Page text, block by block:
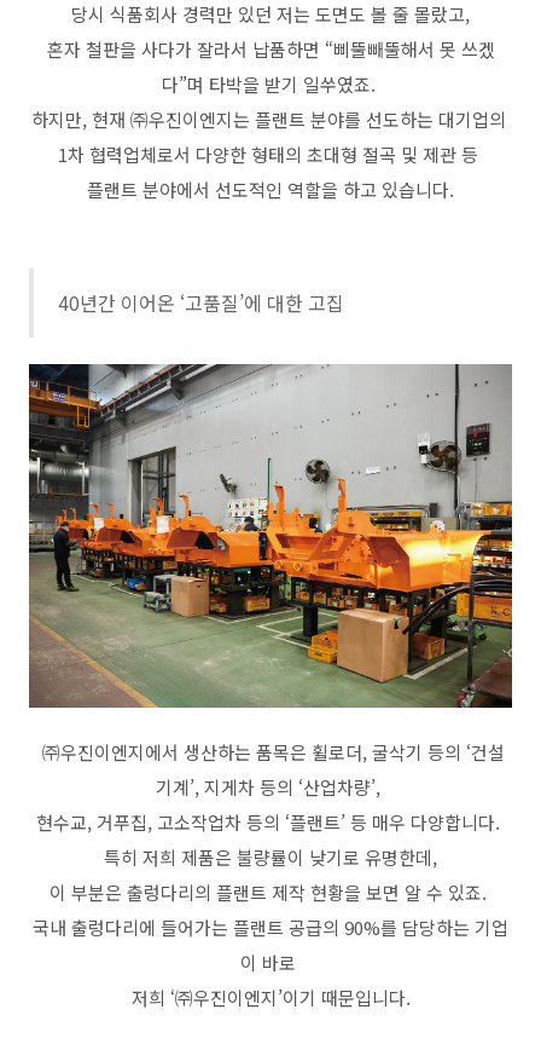
당시 식품회사 경력만 있던 저는 도면도 볼 줄 몰랐고,
혼자 철판을 사다가 잘라서 납품하면 “삐뚤빼뚤해서 못 쓰겠
다”며 타박을 받기 일쑤였죠.
하지만, 현재 ㈜우진이엔지는 플랜트 분야를 선도하는 대기업의
1차 협력업체로서 다양한 형태의 초대형 절곡 및 제관 등
플랜트 분야에서 선도적인 역할을 하고 있습니다.
40년간 이어온 ‘고품질’에 대한 고집
㈜우진이엔지에서 생산하는 품목은 휠로더, 굴삭기 등의 ‘건설
기계’, 지게차 등의 ‘산업차량’,
현수교, 거푸집, 고소작업차 등의 ‘플랜트’ 등 매우 다양합니다.
특히 저희 제품은 불량률이 낮기로 유명한데,
이 부분은 출렁다리의 플랜트 제작 현황을 보면 알 수 있죠.
국내 출렁다리에 들어가는 플랜트 공급의 90%를 담당하는 기업
이 바로
저희 ‘㈜우진이엔지’이기 때문입니다.